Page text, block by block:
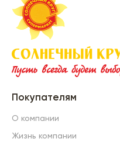
Покупателям
О компании
Жизнь компании